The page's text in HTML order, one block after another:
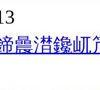
曟澘鑱